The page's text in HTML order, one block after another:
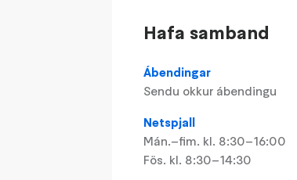
Hafa samband
Ábendingar
Sendu okkur ábendingu
Netspjall
Mán.–fim. kl. 8:30–16:00
Fös. kl. 8:30–14:30